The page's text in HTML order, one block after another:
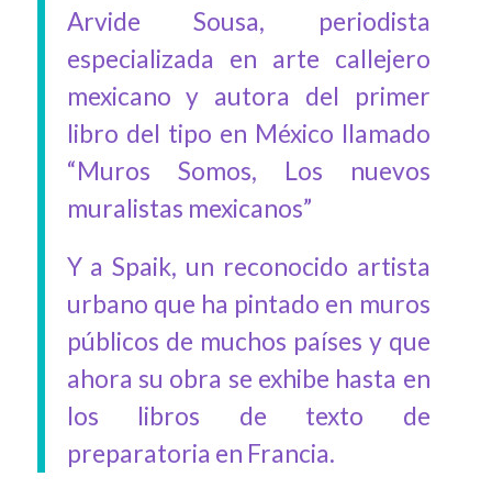
Arvide Sousa, periodista
especializada en arte callejero
mexicano y autora del primer
libro del tipo en México llamado
“Muros Somos, Los nuevos
muralistas mexicanos”
Y a Spaik, un reconocido artista
urbano que ha pintado en muros
públicos de muchos países y que
ahora su obra se exhibe hasta en
los libros de texto de
preparatoria en Francia.